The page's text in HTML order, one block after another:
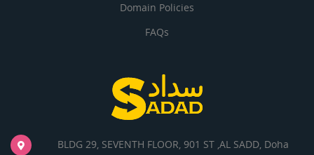
Domain Policies
FAQs
BLDG 29, SEVENTH FLOOR, 901 ST ,AL SADD, Doha